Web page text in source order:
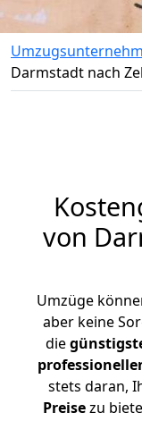
Darmstadt nach
von
Umzüge
aber keine
die
stets daran,
Preisezu